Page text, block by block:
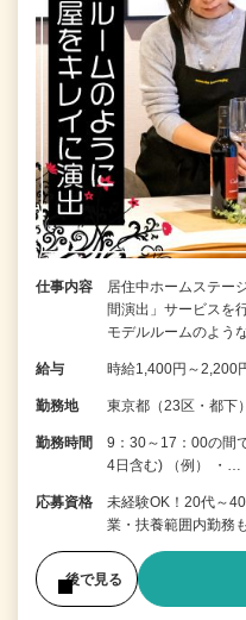
仕事内容
居住中ホームステー
間演出」サービスを
モデルルームのよう
給与 時給1,400円～2,200
勤務地 東京都（23区・都
勤務時間
9：30～17：00の間
4日含む) （例） ・…
応募資格
未経験OK！20代～
業・扶養範囲内勤務
後で見る